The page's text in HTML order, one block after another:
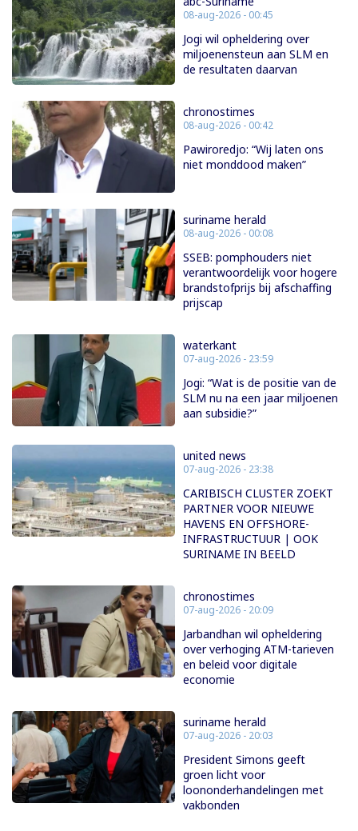
08-aug-2026 - 00:45
Jogi wil opheldering over
miljoenensteun aan SLM en
de resultaten daarvan
chronostimes
08-aug-2026 - 00:42
Pawiroredjo: “Wij laten ons
niet monddood maken”
suriname herald
08-aug-2026 - 00:08
SSEB: pomphouders niet
verantwoordelijk voor hogere
brandstofprijs bij afschaffing
prijscap
waterkant
07-aug-2026 - 23:59
Jogi: “Wat is de positie van de
SLM nu na een jaar miljoenen
aan subsidie?”
united news
07-aug-2026 - 23:38
CARIBISCH CLUSTER ZOEKT
PARTNER VOOR NIEUWE
HAVENS EN OFFSHORE-
INFRASTRUCTUUR | OOK
SURINAME IN BEELD
chronostimes
07-aug-2026 - 20:09
Jarbandhan wil opheldering
over verhoging ATM-tarieven
en beleid voor digitale
economie
suriname herald
07-aug-2026 - 20:03
President Simons geeft
groen licht voor
loononderhandelingen met
vakbonden